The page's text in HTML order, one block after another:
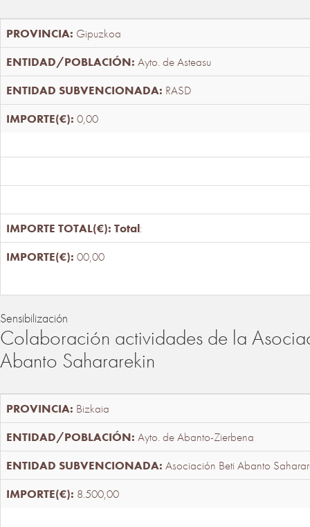
Gipuzkoa
Ayto. de Asteasu
RASD
0,00
Total:
00,00
Sensibilización
Colaboración actividades de la
Abanto Sahararekin
Bizkaia
Ayto. de Abanto-Zierbena
Asociación Beti Abanto
8.500,00